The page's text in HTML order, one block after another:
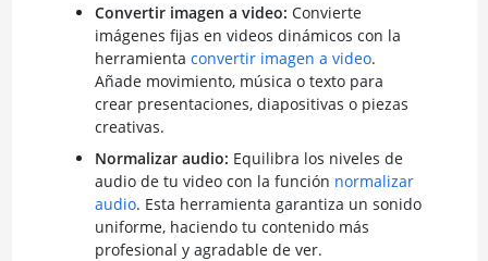
Convertir imagen a video: Convierte
imágenes fijas en videos dinámicos con la
herramienta convertir imagen a video.
Añade movimiento, música o texto para
crear presentaciones, diapositivas o piezas
creativas.
Normalizar audio: Equilibra los niveles de
audio de tu video con la función normalizar
audio. Esta herramienta garantiza un sonido
uniforme, haciendo tu contenido más
profesional y agradable de ver.